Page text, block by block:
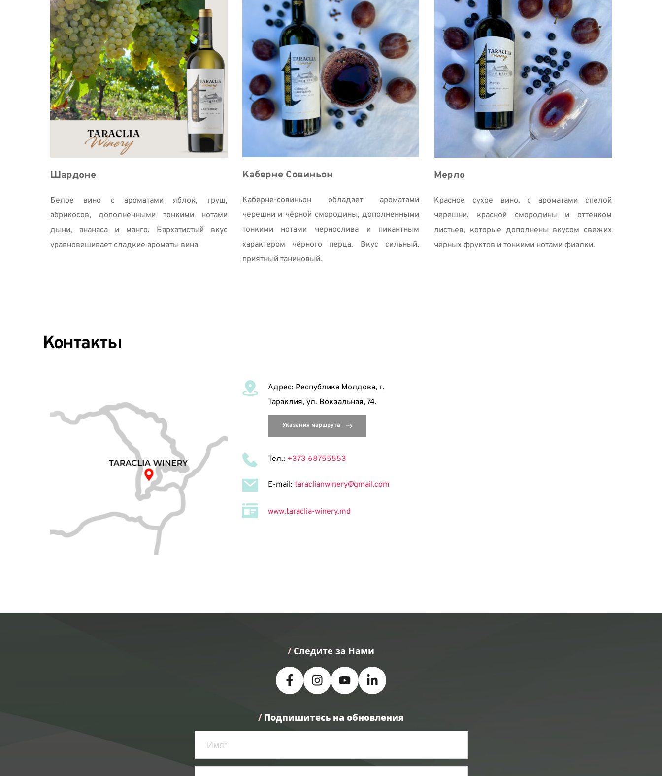
Шардоне
Белое вино с ароматами яблок, груш,
абрикосов, дополненными тонкими нотами
дыни, ананаса и манго. Бархатистый вкус
уравновешивает сладкие ароматы вина.
Каберне Совиньон
Каберне-совиньон обладает ароматами
черешни и чёрной смородины, дополненными
тонкими нотами чернослива и пикантным
характером чёрного перца. Вкус сильный,
приятный таниновый.
Мерло
Красное сухое вино, с ароматами спелой
черешни, красной смородины и оттенком
листьев, которые дополнены вкусом свежих
чёрных фруктов и тонкими нотами фиалки.
Контакты
Адрес: Республика Молдова, г.
Тараклия, ул. Вокзальная, 74.
Тел.: +373 68755553
E-mail: taraclianwinery@gmail.com
www.taraclia-winery.md
/ Следите за Нами
/ Подпишитесь на обновления